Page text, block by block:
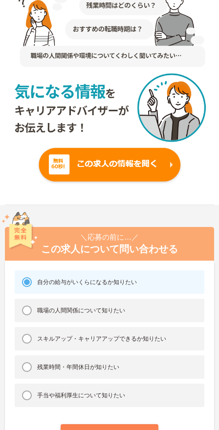
＼応募の前に…／
この求人について問い合わせる
自分の給与がいくらになるか知りたい
職場の人間関係について知りたい
スキルアップ・キャリアアップできるか知りたい
残業時間・年間休日が知りたい
手当や福利厚生について知りたい